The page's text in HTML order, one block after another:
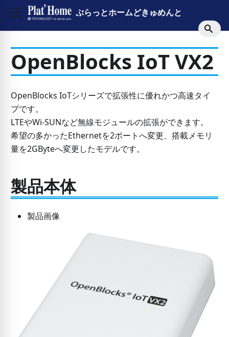
ぷらっとホームどきゅめんと
OpenBlocks IoT VX2
OpenBlocks IoTシリーズで拡張性に優れかつ高速タイ
プです。
LTEやWi-SUNなど無線モジュールの拡張ができます。
希望の多かったEthernetを2ポートへ変更、搭載メモリ
量を2GByteへ変更したモデルです。
製品本体
製品画像